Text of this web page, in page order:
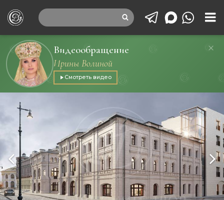
Видеообращение
Ирины Волиной
Смотреть видео